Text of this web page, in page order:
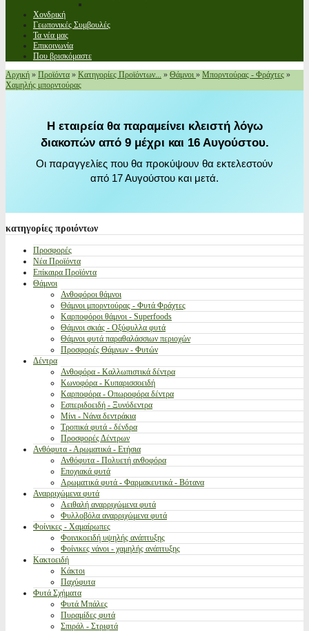
Χονδρική
Γεωπονικές Συμβουλές
Τα νέα μας
Επικοινωνία
Που βρισκόμαστε
Αρχική » Προϊόντα » Κατηγορίες Προϊόντων... » Θάμνοι » Μπορντούρας - Φράχτες »
Χαμηλής μπορντούρας
Η εταιρεία θα παραμείνει κλειστή λόγω
διακοπών από 9 μέχρι και 16 Αυγούστου.
Οι παραγγελίες που θα προκύψουν θα εκτελεστούν
από 17 Αυγούστου και μετά.
κατηγορίες προιόντων
Προσφορές
Νέα Προϊόντα
Επίκαιρα Προϊόντα
Θάμνοι
Ανθοφόροι θάμνοι
Θάμνοι μπορντούρας - Φυτά Φράχτες
Καρποφόροι θάμνοι - Superfoods
Θάμνοι σκιάς - Οξύφυλλα φυτά
Θάμνοι φυτά παραθαλάσσιων περιοχών
Προσφορές Θάμνων - Φυτών
Δέντρα
Ανθοφόρα - Καλλωπιστικά δέντρα
Κωνοφόρα - Κυπαρισσοειδή
Καρποφόρα - Οπωροφόρα δέντρα
Εσπεριδοειδή - Ξυνόδεντρα
Μίνι - Νάνα δεντράκια
Τροπικά φυτά - δένδρα
Προσφορές Δέντρων
Ανθόφυτα - Αρωματικά - Ετήσια
Ανθόφυτα - Πολυετή ανθοφόρα
Εποχιακά φυτά
Αρωματικά φυτά - Φαρμακευτικά - Βότανα
Αναρριχώμενα φυτά
Αειθαλή αναρριχώμενα φυτά
Φυλλοβόλα αναρριχώμενα φυτά
Φοίνικες - Χαμαίρωπες
Φοινικοειδή υψηλής ανάπτυξης
Φοίνικες νάνοι - χαμηλής ανάπτυξης
Κακτοειδή
Κάκτοι
Παχύφυτα
Φυτά Σχήματα
Φυτά Μπάλες
Πυραμίδες φυτά
Σπιράλ - Στριφτά